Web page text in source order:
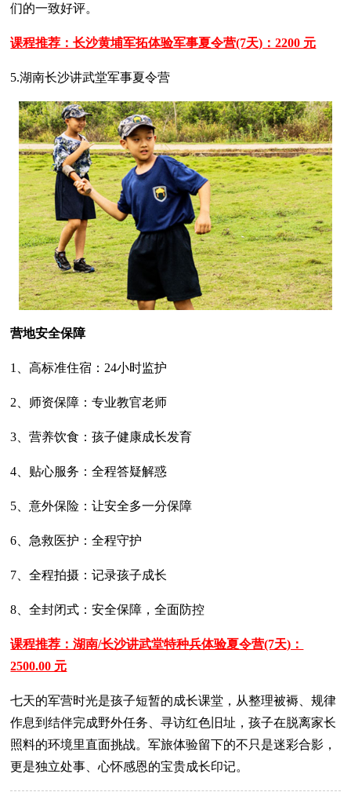
们的一致好评。
课程推荐：长沙黄埔军拓体验军事夏令营(7天)：2200 元
5.湖南长沙讲武堂军事夏令营
营地安全保障
1、高标准住宿：24小时监护
2、师资保障：专业教官老师
3、营养饮食：孩子健康成长发育
4、贴心服务：全程答疑解惑
5、意外保险：让安全多一分保障
6、急救医护：全程守护
7、全程拍摄：记录孩子成长
8、全封闭式：安全保障，全面防控
课程推荐：湖南/长沙讲武堂特种兵体验夏令营(7天)：
2500.00 元
七天的军营时光是孩子短暂的成长课堂，从整理被褥、规律
作息到结伴完成野外任务、寻访红色旧址，孩子在脱离家长
照料的环境里直面挑战。军旅体验留下的不只是迷彩合影，
更是独立处事、心怀感恩的宝贵成长印记。